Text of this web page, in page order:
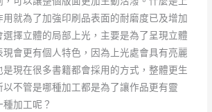
就為了加強印刷品表面的耐磨度已及增加
擇立體的局部上光，主要是為了呈現立體
會更有個人特色，因為上光處會具有亮麗
現在很多書籍都會採用的方式，整體更生
不管是哪種加工都是為了讓作品更有靈
加工呢？